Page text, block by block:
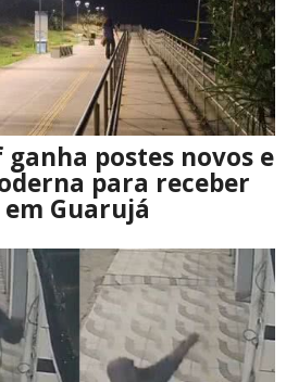
postes novos e
para receber
Guarujá